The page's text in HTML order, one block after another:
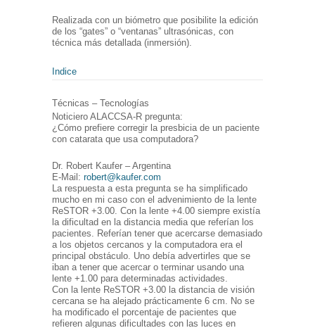
Realizada con un biómetro que posibilite la edición
de los “gates” o “ventanas” ultrasónicas, con
técnica más detallada (inmersión).
Indice
Técnicas – Tecnologías
Noticiero ALACCSA-R pregunta:
¿Cómo prefiere corregir la presbicia de un paciente
con catarata que usa computadora?
Dr. Robert Kaufer – Argentina
E-Mail: robert@kaufer.com
La respuesta a esta pregunta se ha simplificado
mucho en mi caso con el advenimiento de la lente
ReSTOR +3.00. Con la lente +4.00 siempre existía
la dificultad en la distancia media que referían los
pacientes. Referían tener que acercarse demasiado
a los objetos cercanos y la computadora era el
principal obstáculo. Uno debía advertirles que se
iban a tener que acercar o terminar usando una
lente +1.00 para determinadas actividades.
Con la lente ReSTOR +3.00 la distancia de visión
cercana se ha alejado prácticamente 6 cm. No se
ha modificado el porcentaje de pacientes que
refieren algunas dificultades con las luces en